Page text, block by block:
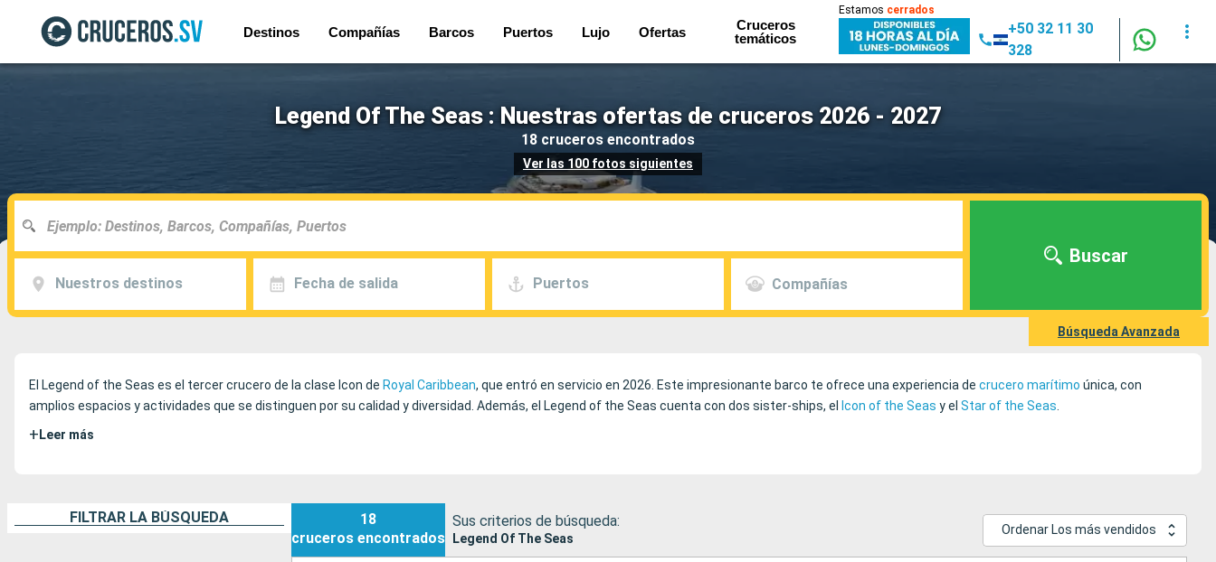
Destinos Compañías Barcos Puertos Lujo Ofertas
Cruceros
temáticos
Estamos cerrados
+50 32 11 30
328
Legend Of The Seas : Nuestras ofertas de cruceros 2026 - 2027
18 cruceros encontrados
Ver las 100 fotos siguientes
Nuestros destinos Fecha de salida Puertos Compañías
Buscar
Búsqueda Avanzada
El Legend of the Seas es el tercer crucero de la clase Icon de Royal Caribbean, que entró en servicio en 2026. Este impresionante barco te ofrece una experiencia de crucero marítimo única, con
amplios espacios y actividades que se distinguen por su calidad y diversidad. Además, el Legend of the Seas cuenta con dos sister‑ships, el
Icon of the Seas y el Star of the Seas
+ Leer más
FILTRAR LA BÚSQUEDA
18
cruceros encontrados
Sus criterios de búsqueda:
Legend Of The Seas
Ordenar Los más vendidos